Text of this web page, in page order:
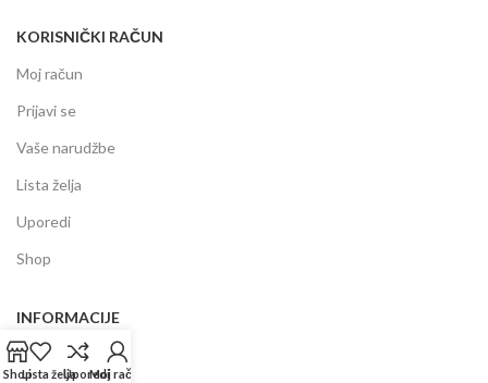
KORISNIČKI RAČUN
Moj račun
Prijavi se
Vaše narudžbe
Lista želja
Uporedi
Shop
INFORMACIJE
Prodajni centar
ShopLista željaUporediMoj račun